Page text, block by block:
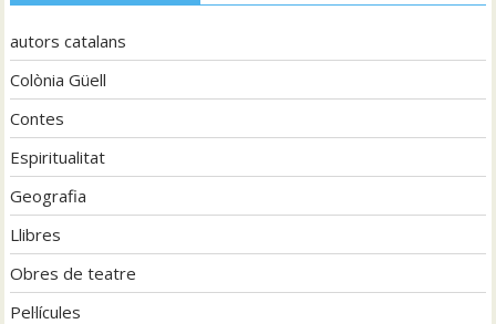
autors catalans
Colònia Güell
Contes
Espiritualitat
Geografia
Llibres
Obres de teatre
Pel·lícules